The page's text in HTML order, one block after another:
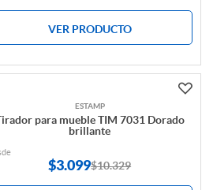
VER PRODUCTO
ESTAMP
para mueble TIM 7031 Dorado
brillante
$3.099$10.329